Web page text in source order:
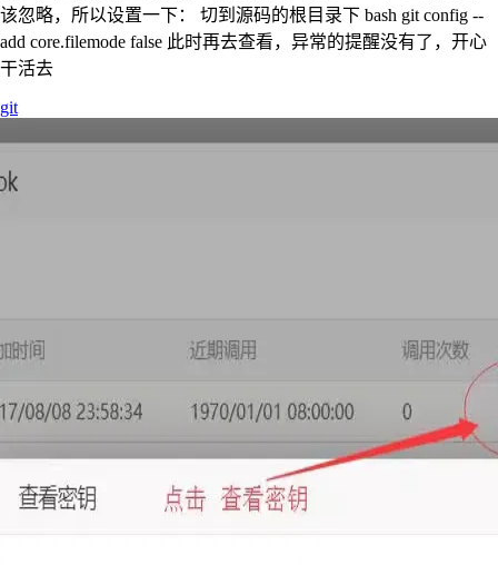
该忽略，所以设置一下： 切到源码的根目录下 bash git config --
add core.filemode false 此时再去查看，异常的提醒没有了，开心
干活去
git